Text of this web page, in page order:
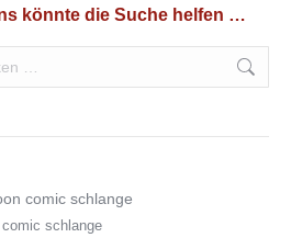
könnte die Suche helfen …
schlange